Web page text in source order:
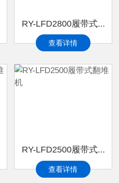
RY-LFD2800履带式...
查看详情
RY-LFD2500履带式...
查看详情